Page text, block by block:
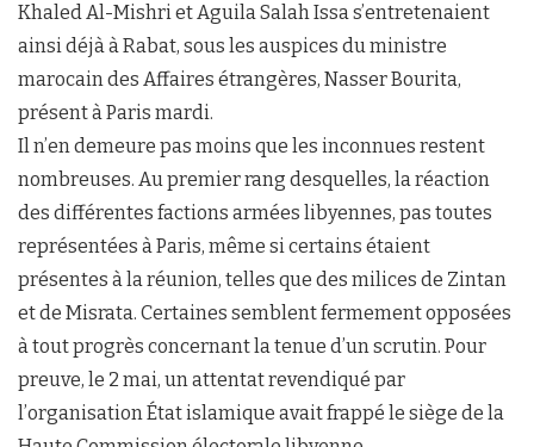
Khaled Al-Mishri et Aguila Salah Issa s’entretenaient
ainsi déjà à Rabat, sous les auspices du ministre
marocain des Affaires étrangères, Nasser Bourita,
présent à Paris mardi.
Il n’en demeure pas moins que les inconnues restent
nombreuses. Au premier rang desquelles, la réaction
des différentes factions armées libyennes, pas toutes
représentées à Paris, même si certains étaient
présentes à la réunion, telles que des milices de Zintan
et de Misrata. Certaines semblent fermement opposées
à tout progrès concernant la tenue d’un scrutin. Pour
preuve, le 2 mai, un attentat revendiqué par
l’organisation État islamique avait frappé le siège de la